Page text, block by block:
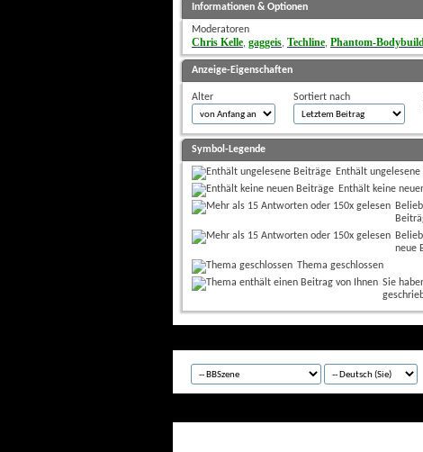
Informationen & Optionen
Moderatoren
Chris Kelle, gaggeis, Techline, Phantom-
Anzeige-Eigenschaften
Alter Sortiert nach
Symbol-Legende
Enthält
Enthält keine
neue
Thema geschlossen
Sie